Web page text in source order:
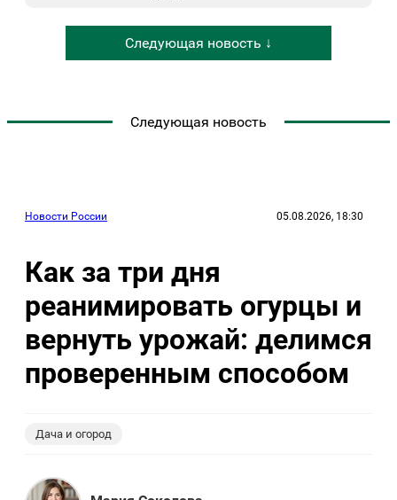
Следующая новость ↓
Следующая новость
Новости России 05.08.2026, 18:30
Как за три дня
реанимировать огурцы и
вернуть урожай: делимся
проверенным способом
Дача и огород